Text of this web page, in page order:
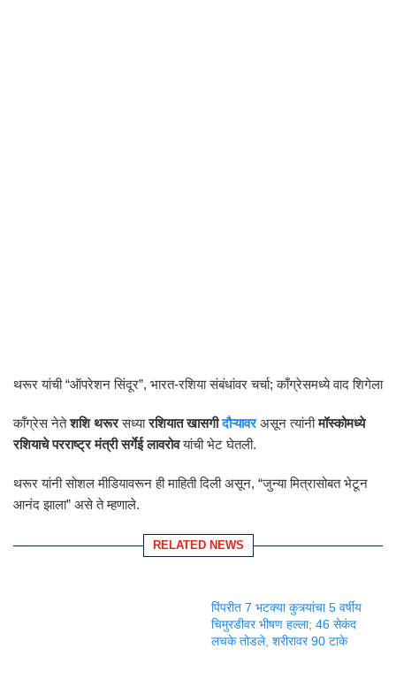
थरूर यांची “ऑपरेशन सिंदूर”, भारत-रशिया संबंधांवर चर्चा; काँग्रेसमध्ये वाद शिगेला
कॉंग्रेस नेतेशशि थरूरसध्यारशियात खासगीदौऱ्यावरअसून त्यांनीमॉस्कोमध्ये
रशियाचे परराष्ट्र मंत्री सर्गेई लावरोवयांची भेट घेतली.
थरूर यांनी सोशल मीडियावरून ही माहिती दिली असून, “जुन्या मित्रासोबत भेटून
आनंद झाला” असे ते म्हणाले.
RELATED NEWS
पिंपरीत 7 भटक्या कुत्र्यांचा 5 वर्षीय
चिमुरडीवर भीषण हल्ला; 46 सेकंद
लचके तोडले, शरीरावर 90 टाके